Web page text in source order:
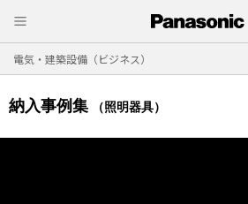
電気・建築設備（ビジネス）
納入事例集 （照明器具）